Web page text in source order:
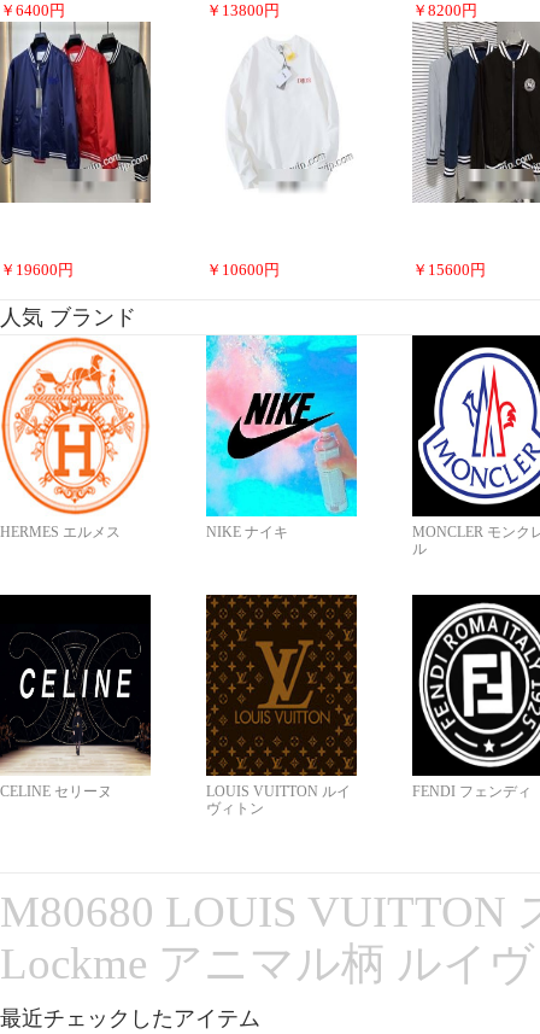
￥ 6400 円 ￥ 13800 円 ￥ 8200 円
￥ 19600 円 ￥ 10600 円 ￥ 15600 円
人気 ブランド
HERMES エルメス NIKE ナイキ
MONCLER モンク
ル
CELINE セリーヌ
LOUIS VUITTON ルイ
ヴィトン
FENDI フェンディ
M80680 LOUIS VUITTON
Lockme アニマル柄 ルイ
最近チェックしたアイテム